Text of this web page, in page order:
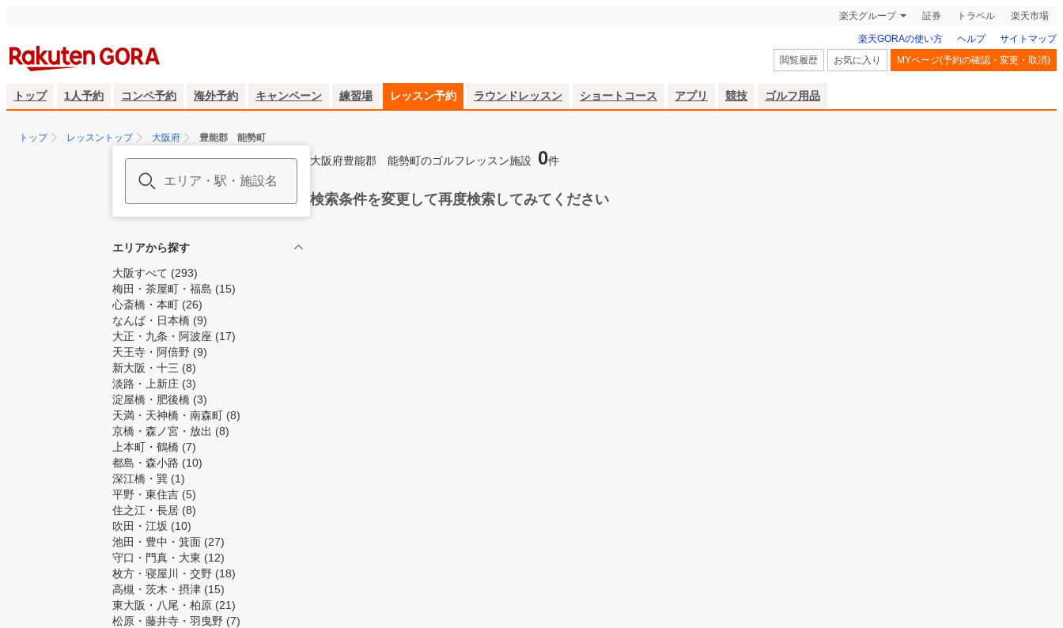
楽天グループ 証券 トラベル 楽天市場
楽天GORAの使い方 ヘルプ
サイトマップ
閲覧履歴
お気に入り MYページ(予約の確認・変更・取消)
トップ 1人予約 コンペ予約 海外予約 キャンペーン 練習場 レッスン予約 ラウンドレッスン ショートコース アプリ 競技 ゴルフ用品
トップ レッスントップ 大阪府 豊能郡 能勢町
エリアから探す
大阪すべて (293)
梅田・茶屋町・福島 (15)
心斎橋・本町 (26)
なんば・日本橋 (9)
大正・九条・阿波座 (17)
天王寺・阿倍野 (9)
新大阪・十三 (8)
淡路・上新庄 (3)
淀屋橋・肥後橋 (3)
天満・天神橋・南森町 (8)
京橋・森ノ宮・放出 (8)
上本町・鶴橋 (7)
都島・森小路 (10)
深江橋・巽 (1)
平野・東住吉 (5)
住之江・長居 (8)
吹田・江坂 (10)
池田・豊中・箕面 (27)
守口・門真・大東 (12)
枚方・寝屋川・交野 (18)
高槻・茨木・摂津 (15)
東大阪・八尾・柏原 (21)
松原・藤井寺・羽曳野 (7)
大阪府豊能郡 能勢町のゴルフレッスン施設 0件
検索条件を変更して再度検索してみてください